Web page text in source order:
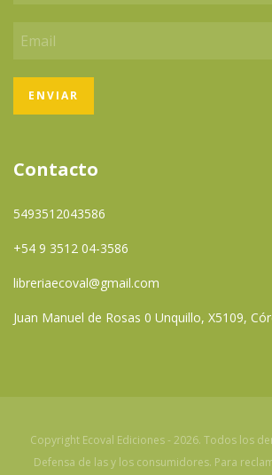
Contacto
5493512043586
+54 9 3512 04-3586
libreriaecoval@gmail.com
Juan Manuel de Rosas 0 Unquillo, X5109,
Copyright Ecoval Ediciones - 2026. Todos los
Defensa de las y los consumidores. Para